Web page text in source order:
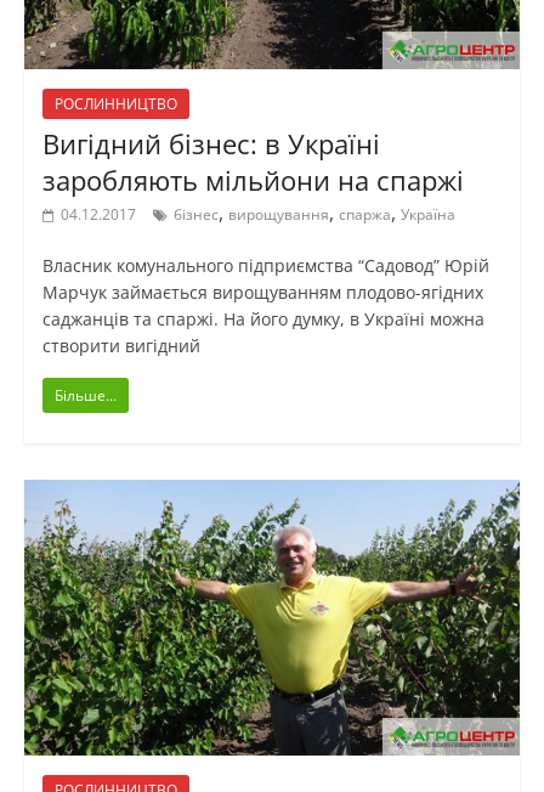
РОСЛИННИЦТВО
Вигідний бізнес: в Україні
заробляють мільйони на спаржі
04.12.2017 бізнес, вирощування, спаржа, Україна
Власник комунального підприємства “Садовод” Юрій
Марчук займається вирощуванням плодово-ягідних
саджанців та спаржі. На його думку, в Україні можна
створити вигідний
Більше...